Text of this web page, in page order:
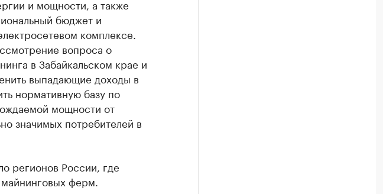
и мощности, а также
бюджет и
комплексе.
вопроса о
в Забайкальском крае и
выпадающие доходы в
нормативную базу по
мощности от
значимых потребителей в
регионов России, где
ферм.